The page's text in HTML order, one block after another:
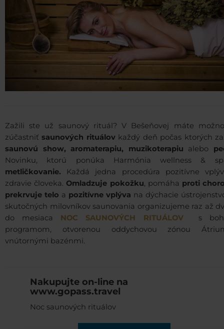
Zažili ste už saunový rituál? V Bešeňovej máte
zúčastniťsaunových rituálovkaždý deň počas ktorých
saunovú show, aromaterapiu, muzikoterapiu alebo
Novinku, ktorú ponúka Harmónia wellness &
metličkovanie. Každá jedna procedúra pozitívne
zdravie človeka. Omladzuje pokožku, pomáha proti
prekrvuje telo a pozitívne vplýva na dýchacie
skutočných milovníkov saunovania organizujeme raz až
do mesiaca NOC SAUNOVÝCH RITUÁLOV
s
programom, otvorenou oddychovou zónou
vnútornými bazénmi.
Nakupujte on-line na
www.gopass.travel
Noc saunových rituálov